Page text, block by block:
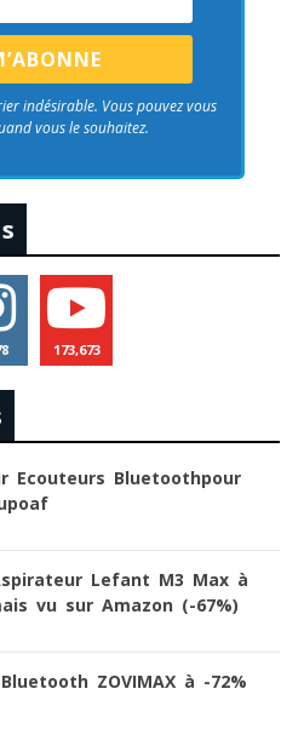
indésirable. Vous pouvez vous
vous le souhaitez.
173,673
Ecouteurs Bluetoothpour
Lefant M3 Max à
vu sur Amazon (-67%)
ZOVIMAX à -72%